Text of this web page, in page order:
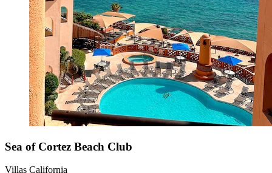
Sea of Cortez Beach Club
Villas California